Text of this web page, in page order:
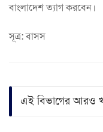
বাংলাদেশ ত্যাগ করবেন।
সূত্র: বাসস
এই বিভাগের আরও